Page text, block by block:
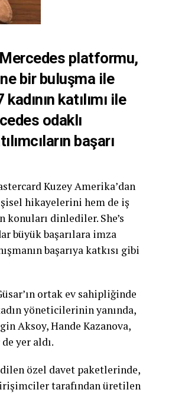
Mercedes platformu,
bir buluşma ile
katılımı ile
odaklı
başarı
Kuzey Amerika’dan
hikayelerini hem de iş
dinlediler. She’s
büyük başarılara imza
başarıya katkısı gibi
ortak ev sahipliğinde
yöneticilerinin yanında,
Aksoy, Hande Kazanova,
yer aldı.
özel davet paketlerinde,
tarafından üretilen